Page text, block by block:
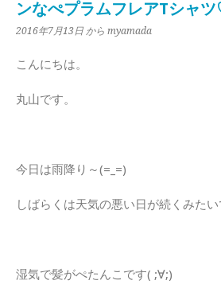
ンなぺプラムフレアTシャツ
2016年7月13日 から myamada
こんにちは。
丸山です。
今日は雨降り～(=_=)
しばらくは天気の悪い日が続くみたい
湿気で髪がぺたんこです( ;∀;)